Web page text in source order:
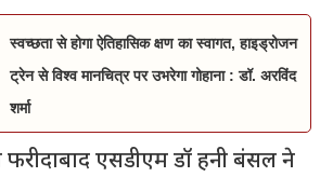
स्वच्छता से होगा ऐतिहासिक क्षण का स्वागत, हाइड्रोजन
ट्रेन से विश्व मानचित्र पर उभरेगा गोहाना : डॉ. अरविंद
शर्मा
फरीदाबाद एसडीएम डॉ हनी बंसल ने